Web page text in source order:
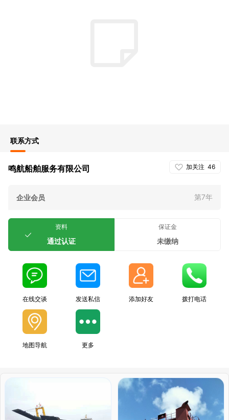
联系方式
加关注 46
鸣航船舶服务有限公司
企业会员 第7年
资料
通过认证
保证金
未缴纳
在线交谈 发送私信 添加好友 拨打电话
地图导航 更多